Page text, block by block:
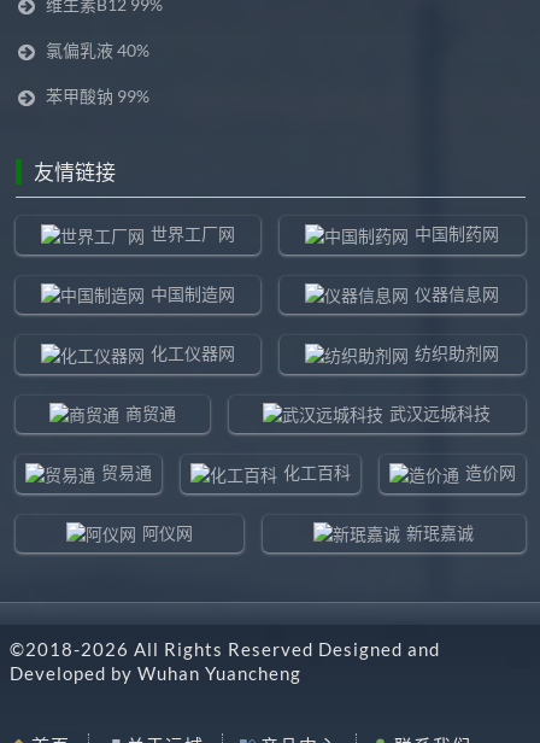
维生素B12 99%
氯偏乳液 40%
苯甲酸钠 99%
友情链接
世界工厂网 中国制药网
中国制造网 仪器信息网
化工仪器网 纺织助剂网
商贸通 武汉远城科技
贸易通 化工百科 造价网
阿仪网 新珉嘉诚
东北制造网 药智通
©2018-2026 All Rights Reserved Designed and
Developed by Wuhan Yuancheng